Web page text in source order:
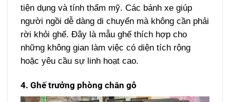
tiện dụng và tính thẩm mỹ. Các bánh xe giúp
người ngồi dễ dàng di chuyển mà không cần phải
rời khỏi ghế. Đây là mẫu ghế thích hợp cho
những không gian làm việc có diện tích rộng
hoặc yêu cầu sự linh hoạt cao.
4. Ghế trưởng phòng chân gỗ